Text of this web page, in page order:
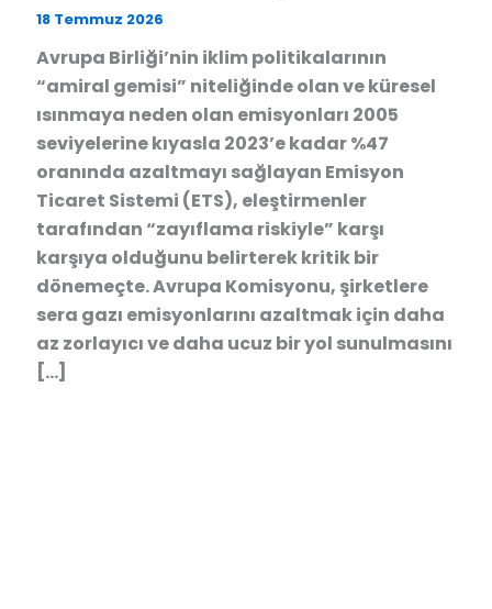
18 Temmuz 2026
Avrupa Birliği’nin iklim politikalarının
“amiral gemisi” niteliğinde olan ve küresel
ısınmaya neden olan emisyonları 2005
seviyelerine kıyasla 2023’e kadar %47
oranında azaltmayı sağlayan Emisyon
Ticaret Sistemi (ETS), eleştirmenler
tarafından “zayıflama riskiyle” karşı
karşıya olduğunu belirterek kritik bir
dönemeçte. Avrupa Komisyonu, şirketlere
sera gazı emisyonlarını azaltmak için daha
az zorlayıcı ve daha ucuz bir yol sunulmasını
[…]